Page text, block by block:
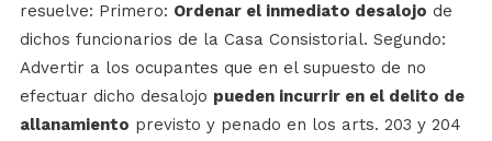
resuelve: Primero: Ordenar el inmediato desalojo de
dichos funcionarios de la Casa Consistorial. Segundo:
Advertir a los ocupantes que en el supuesto de no
efectuar dicho desalojo pueden incurrir en el delito de
allanamiento previsto y penado en los arts. 203 y 204